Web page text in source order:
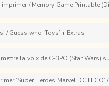
imprimer / Memory Game Printable
/ Guess who ‘Toys’ + Extras
la voix de C-3PO (Star Wars)
‘Super Heroes Marvel DC LEGO’